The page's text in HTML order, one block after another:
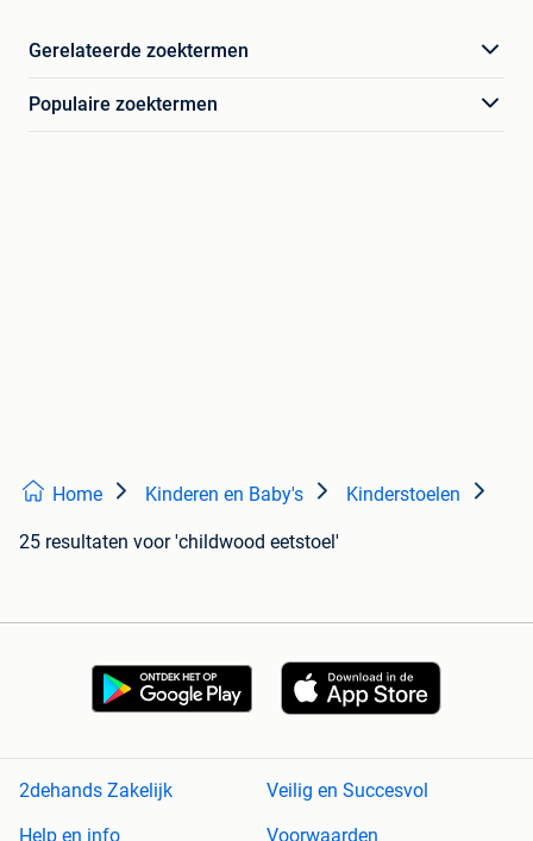
Gerelateerde zoektermen
Populaire zoektermen
Home Kinderen en Baby's Kinderstoelen
25 resultaten voor 'childwood eetstoel'
2dehands Zakelijk
Veilig en Succesvol
Help en info
Voorwaarden